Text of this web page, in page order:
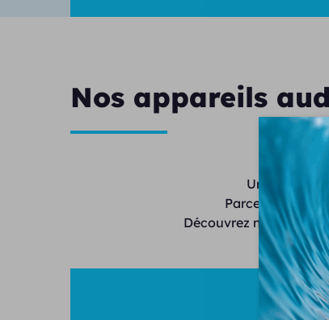
Nos appareils
Unisson
Parce que
Découvrez nos